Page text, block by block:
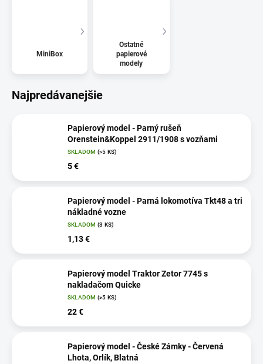
MiniBox
Ostatné
papierové
modely
Najpredávanejšie
Papierový model - Parný rušeň
Orenstein&Koppel 2911/1908 s vozňami
SKLADOM (>5 KS)
5 €
Papierový model - Parná lokomotíva Tkt48 a tri
nákladné vozne
SKLADOM (3 KS)
1,13 €
Papierový model Traktor Zetor 7745 s
nakladačom Quicke
SKLADOM (>5 KS)
22 €
Papierový model - České Zámky - Červená
Lhota, Orlík, Blatná